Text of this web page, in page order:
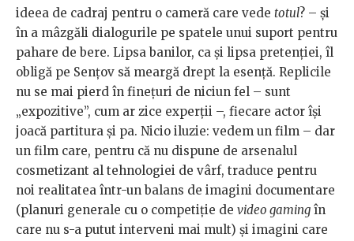
ideea de cadraj pentru o cameră care vede totul? – și
în a mâzgăli dialogurile pe spatele unui suport pentru
pahare de bere. Lipsa banilor, ca și lipsa pretenției, îl
obligă pe Sențov să meargă drept la esență. Replicile
nu se mai pierd în finețuri de niciun fel – sunt
„expozitive”, cum ar zice experții –, fiecare actor își
joacă partitura și pa. Nicio iluzie: vedem un film – dar
un film care, pentru că nu dispune de arsenalul
cosmetizant al tehnologiei de vârf, traduce pentru
noi realitatea într-un balans de imagini documentare
(planuri generale cu o competiție de video gaming în
care nu s-a putut interveni mai mult) și imagini care